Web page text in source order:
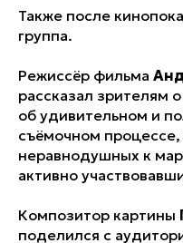
Также после
группа.
Режиссёр фильма
рассказал зрителям
об удивительном и
съёмочном
неравнодушных к
активно
Композитор картины
поделился с